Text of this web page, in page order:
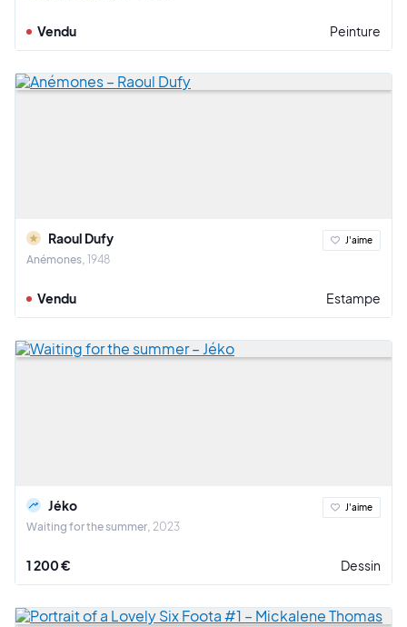
Vendu Peinture
Raoul Dufy
Anémones 1948
J'aime
Vendu Estampe
Jéko
Waiting for the summer 2023
J'aime
1 200 € Dessin